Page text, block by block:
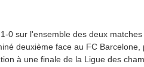
0 sur l'ensemble des deux matches
deuxième face au FC Barcelone,
à une finale de la Ligue des